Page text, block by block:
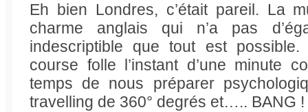
Eh bien Londres, c’était pareil. La
charme anglais qui n’a pas
indescriptible que tout est
course folle l’instant d’une minute
temps de nous préparer
travelling de 360° degrés et….. BANG !